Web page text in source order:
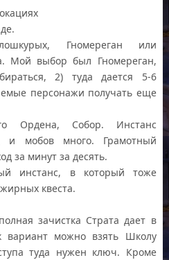
Гномереган или
Мой выбор был Гномереган,
2) туда дается 5-6
персонажи получать еще
Ордена, Собор. Инстанс
и мобов много. Грамотный
за минут за десять.
инстанс, в который тоже
квеста.
зачистка Страта дает в
вариант можно взять Школу
туда нужен ключ. Кроме